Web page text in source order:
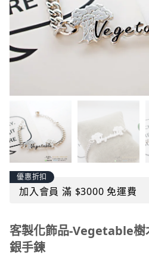
優惠折扣
加入會員 滿 $3000 免運費
客製化飾品-Vegetable
銀手鍊